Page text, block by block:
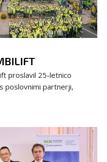
proslavil 25-letnico
poslovnimi partnerji,